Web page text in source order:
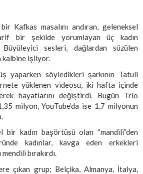
Kafkas masalını andıran, geleneksel
bir şekilde yorumlayan üç kadın
Büyüleyici sesleri, dağlardan süzülen
kalbine işliyor.
yaparken söyledikleri şarkının Tatuli
yüklenen videosu, iki hafta içinde
hayatlarını değiştirdi. Bugün Trio
milyon, YouTube’da ise 1,7 milyonun
bir kadın başörtüsü olan “mandili”den
kadınlar, kavga eden erkekleri
bırakırdı.
çıkan grup; Belçika, Almanya, İtalya,